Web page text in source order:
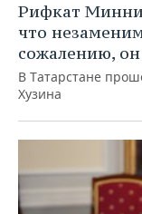
Рифкат
что
сожалению,
В Татарстане
Хузина